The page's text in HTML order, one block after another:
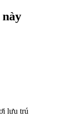
lưu trú